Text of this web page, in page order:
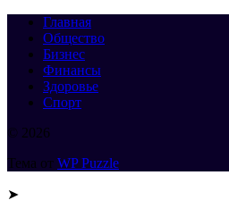
Главная
Общество
Бизнес
Финансы
Здоровье
Спорт
© 2026
Тема от WP Puzzle
➤